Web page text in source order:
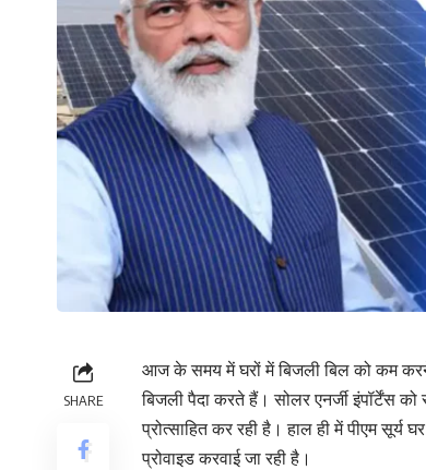
SHARE
आज के समय में घरों में बिजली बिल को कम करने
बिजली पैदा करते हैं। सोलर एनर्जी इंपॉर्टेंस
प्रोत्साहित कर रही है। हाल ही में पीएम
प्रोवाइड करवाई जा रही है।